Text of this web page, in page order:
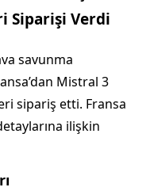
Siparişi Verdi
savunma
Mistral 3
sipariş etti. Fransa
ilişkin